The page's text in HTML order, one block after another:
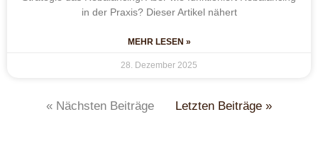
in der Praxis? Dieser Artikel nähert
MEHR LESEN »
28. Dezember 2025
« Nächsten Beiträge Letzten Beiträge »